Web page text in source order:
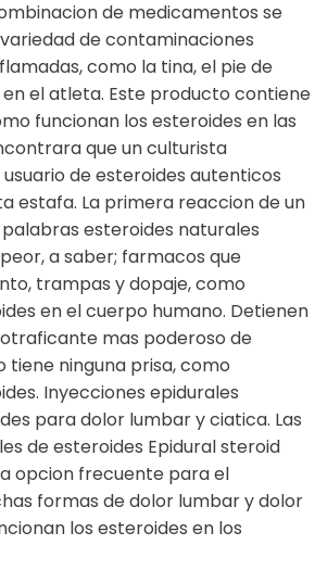
de medicamentos se
de contaminaciones
como la tina, el pie de
el atleta. Este producto contiene
funcionan los esteroides en las
que un culturista
de esteroides autenticos
estafa. La primera reaccion de un
esteroides naturales
a saber; farmacos que
trampas y dopaje, como
en el cuerpo humano. Detienen
mas poderoso de
tiene ninguna prisa, como
Inyecciones epidurales
para dolor lumbar y ciatica. Las
de esteroides Epidural steroid
opcion frecuente para el
formas de dolor lumbar y dolor
los esteroides en los